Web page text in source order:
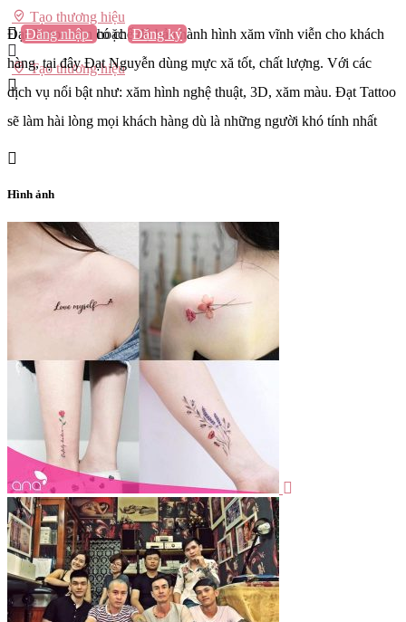
Tạo thương hiệu
Đăng nhập hoặc Đăng ký
Tạo thương hiệu
Đạt Tattoo còn có chế độ bảo hành hình xăm vĩnh viễn cho khách
hàng, tại đây Đạt Nguyễn dùng mực xă tốt, chất lượng. Với các
dịch vụ nổi bật như: xăm hình nghệ thuật, 3D, xăm màu. Đạt Tattoo
sẽ làm hài lòng mọi khách hàng dù là những người khó tính nhất
Hình ảnh